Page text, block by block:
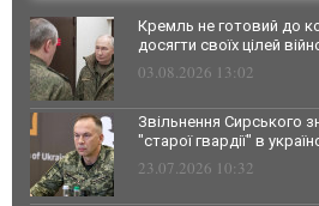
Кремль не готовий до
досягти своїх цілей
03.08.2026 13:02
Звільнення Сирського
"старої гвардії" в
23.07.2026 10:32